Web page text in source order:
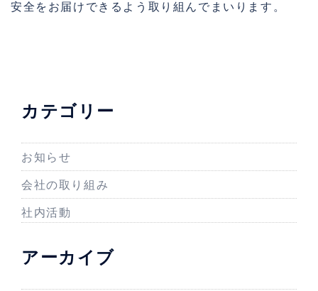
安全をお届けできるよう取り組んでまいります。
カテゴリー
お知らせ
会社の取り組み
社内活動
アーカイブ